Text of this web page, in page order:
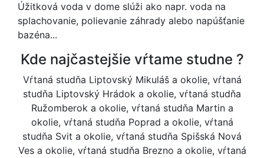
Úžitková voda v dome slúži ako napr. voda na
splachovanie, polievanie záhrady alebo napúšťanie
bazéna...
Kde najčastejšie vŕtame studne ?
Vŕtaná studňa Liptovský Mikuláš a okolie, vŕtaná
studňa Liptovský Hrádok a okolie, vŕtaná studňa
Ružomberok a okolie, vŕtaná studňa Martin a
okolie, vŕtaná studňa Poprad a okolie, vŕtaná
studňa Svit a okolie, vŕtaná studňa Spišská Nová
Ves a okolie, vŕtaná studňa Brezno a okolie, vŕtaná